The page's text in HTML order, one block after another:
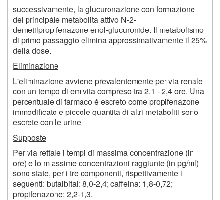
successivamente, la glucuronazione con formazione
del principále metabolita attivo N-2-
demetilpropifenazone enol-glucuronide. Il metabolismo
di primo passaggio elimina approssimativamente il 25%
della dose.
Eliminazione
L'eliminazione avviene prevalentemente per via renale
con un tempo di emivita compreso tra 2.1 - 2,4 ore. Una
percentuale di farmaco ě escreto come propifenazone
immodificato e piccole quantita di altri metaboliti sono
escrete con le urine.
Supposte
Per via rettale i tempi di massima concentrazione (in
ore) e lo m assime concentrazioni raggiunte (in pg/ml)
sono state, per i tre componenti, rispettivamente i
seguenti: butalbital: 8,0-2,4; caffeina: 1,8-0,72;
propifenazone: 2,2-1,3.